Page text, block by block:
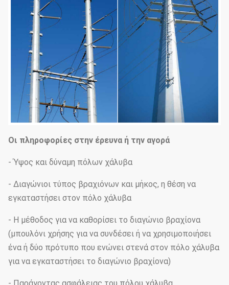
Οι πληροφορίες στην έρευνα ή την αγορά
- Ύψος και δύναμη πόλων χάλυβα
- Διαγώνιοι τύπος βραχιόνων και μήκος, η θέση να
εγκαταστήσει στον πόλο χάλυβα
- Η μέθοδος για να καθορίσει το διαγώνιο βραχίονα
(μπουλόνι χρήσης για να συνδέσει ή να χρησιμοποιήσει
ένα ή δύο πρότυπο που ενώνει στενά στον πόλο χάλυβα
για να εγκαταστήσει το διαγώνιο βραχίονα)